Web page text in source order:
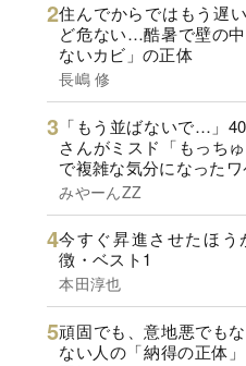
住んでからではもう遅
ど危ない…酷暑で壁の
ないカビ」の正体
長嶋 修
「もう並ばないで…」
さんがミスド「もっち
で複雑な気分になったワ
みやーんZZ
今すぐ昇進させたほう
徴・ベスト1
本田淳也
頑固でも、意地悪でも
ない人の「納得の正体